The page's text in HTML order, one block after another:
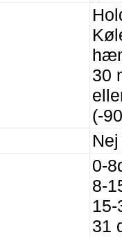
30
(-
Nej
0-
8-
31